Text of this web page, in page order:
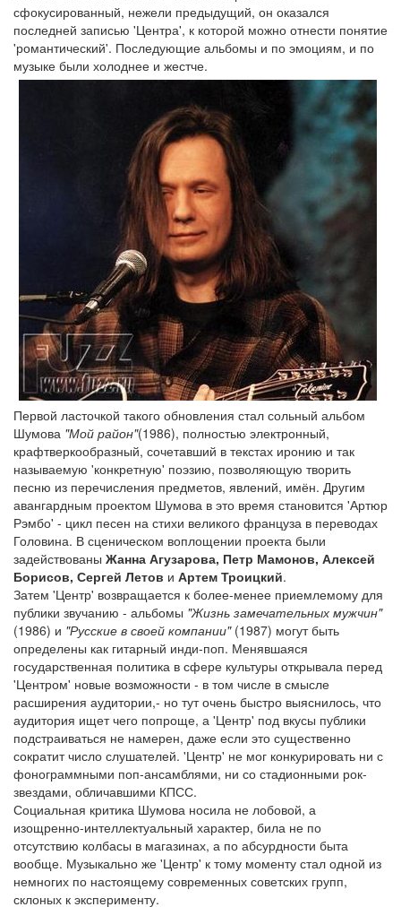
сфокусированный, нежели предыдущий, он оказался
последней записью 'Центра', к которой можно отнести понятие
'романтический'. Последующие альбомы и по эмоциям, и по
музыке были холоднее и жестче.
Первой ласточкой такого обновления стал сольный альбом
Шумова "Мой район"(1986), полностью электронный,
крафтверкообразный, сочетавший в текстах иронию и так
называемую 'конкретную' поэзию, позволяющую творить
песню из перечисления предметов, явлений, имён. Другим
авангардным проектом Шумова в это время становится 'Артюр
Рэмбо' - цикл песен на стихи великого француза в переводах
Головина. В сценическом воплощении проекта были
задействованы Жанна Агузарова, Петр Мамонов, Алексей
Борисов, Сергей Летов и Артем Троицкий.
Затем 'Центр' возвращается к более-менее приемлемому для
публики звучанию - альбомы "Жизнь замечательных мужчин"
(1986) и "Русские в своей компании"(1987) могут быть
определены как гитарный инди-поп. Менявшаяся
государственная политика в сфере культуры открывала перед
'Центром' новые возможности - в том числе в смысле
расширения аудитории,- но тут очень быстро выяснилось, что
аудитория ищет чего попроще, а 'Центр' под вкусы публики
подстраиваться не намерен, даже если это существенно
сократит число слушателей. 'Центр' не мог конкурировать ни с
фонограммными поп-ансамблями, ни со стадионными рок-
звездами, обличавшими КПСС.
Социальная критика Шумова носила не лобовой, а
изощренно-интеллектуальный характер, била не по
отсутствию колбасы в магазинах, а по абсурдности быта
вообще. Музыкально же 'Центр' к тому моменту стал одной из
немногих по настоящему современных советских групп,
склоных к эксперименту.